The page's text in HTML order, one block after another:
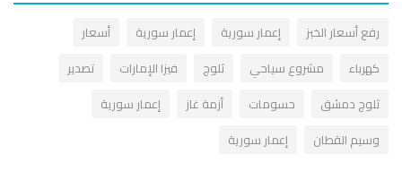
أسعار الخبز إعمار سورية إعمار سورية
أسعار
مشروع سياحي ثلوج فيزا الإمارات
تصدير
دمشق
حسومات أزمة غاز
إعمار سورية
القطان
إعمار سورية